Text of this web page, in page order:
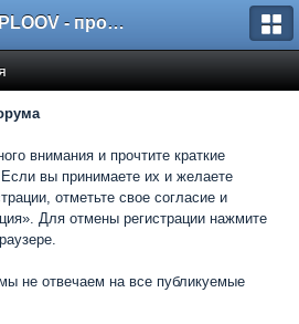
TEPLOOV - программный комплекс для расчёта систем отопления и вентиляции
внимания и прочтите краткие
вы принимаете их и желаете
отметьте свое согласие и
Для отмены регистрации нажмите
не отвечаем на все публикуемые